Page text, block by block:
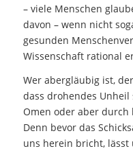
– viele Menschen
davon – wenn nicht
gesunden
Wissenschaft rational
Wer abergläubig ist,
dass drohendes
Omen oder aber
Denn bevor das
uns herein bricht, lässt